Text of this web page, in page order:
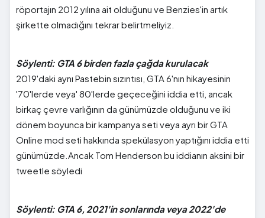
röportajın 2012 yılına ait olduğunu ve Benzies'in artık
şirkette olmadığını tekrar belirtmeliyiz.
Söylenti: GTA 6 birden fazla çağda kurulacak
2019'daki aynı Pastebin sızıntısı, GTA 6'nın hikayesinin
'70'lerde veya' 80'lerde geçeceğini iddia etti, ancak
birkaç çevre varlığının da günümüzde olduğunu ve iki
dönem boyunca bir kampanya seti veya ayrı bir GTA
Online mod seti hakkında spekülasyon yaptığını iddia etti
günümüzde.Ancak Tom Henderson bu iddianın aksini bir
tweetle söyledi
Söylenti: GTA 6, 2021'in sonlarında veya 2022'de